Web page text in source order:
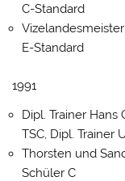
C-Standard
E-Standard
1991
Dipl. Trainer
TSC, Dipl. Trainer
Thorsten und
Schüler C